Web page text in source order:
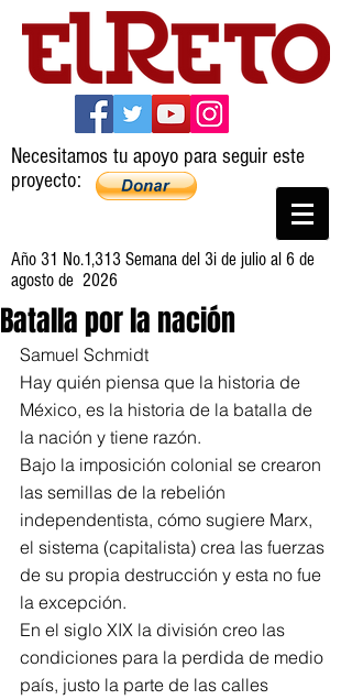
Necesitamos tu apoyo para seguir este
proyecto:
Año 31 No.1,313 Semana del 3i de julio al 6 de
agosto de 2026
Batalla por la nación
Samuel Schmidt
Hay quién piensa que la historia de
México, es la historia de la batalla de
la nación y tiene razón.
Bajo la imposición colonial se crearon
las semillas de la rebelión
independentista, cómo sugiere Marx,
el sistema (capitalista) crea las fuerzas
de su propia destrucción y esta no fue
la excepción.
En el siglo XIX la división creo las
condiciones para la perdida de medio
país, justo la parte de las calles